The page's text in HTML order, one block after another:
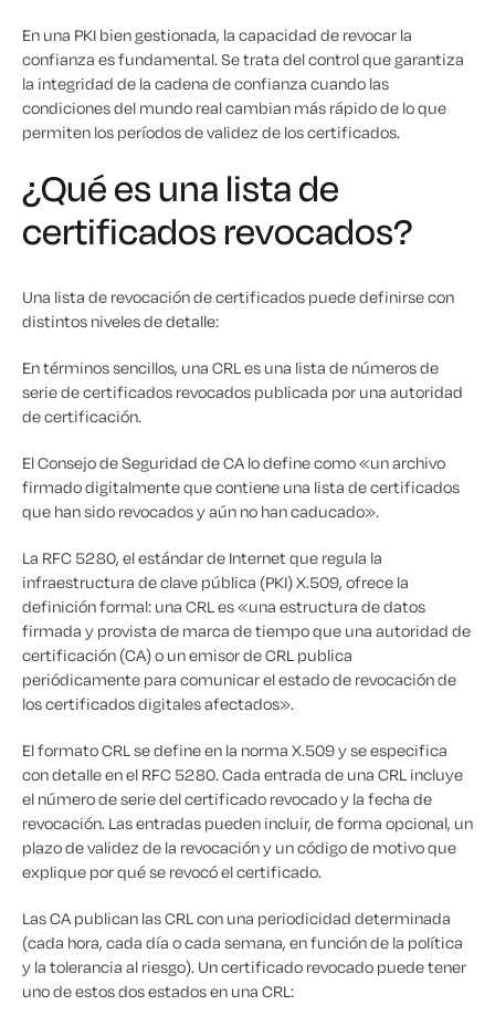
En una PKI bien gestionada, la capacidad de revocar la
confianza es fundamental. Se trata del control que garantiza
la integridad de la cadena de confianza cuando las
condiciones del mundo real cambian más rápido de lo que
permiten los períodos de validez de los certificados.
¿Qué es una lista de
certificados revocados?
Una lista de revocación de certificados puede definirse con
distintos niveles de detalle:
En términos sencillos, una CRL es una lista de números de
serie de certificados revocados publicada por una autoridad
de certificación.
El Consejo de Seguridad de CA lo define como «un archivo
firmado digitalmente que contiene una lista de certificados
que han sido revocados y aún no han caducado».
La RFC 5280, el estándar de Internet que regula la
infraestructura de clave pública (PKI) X.509, ofrece la
definición formal: una CRL es «una estructura de datos
firmada y provista de marca de tiempo que una autoridad de
certificación (CA) o un emisor de CRL publica
periódicamente para comunicar el estado de revocación de
los certificados digitales afectados».
El formato CRL se define en la norma X.509 y se especifica
con detalle en el RFC 5280. Cada entrada de una CRL incluye
el número de serie del certificado revocado y la fecha de
revocación. Las entradas pueden incluir, de forma opcional, un
plazo de validez de la revocación y un código de motivo que
explique por qué se revocó el certificado.
Las CA publican las CRL con una periodicidad determinada
(cada hora, cada día o cada semana, en función de la política
y la tolerancia al riesgo). Un certificado revocado puede tener
uno de estos dos estados en una CRL: